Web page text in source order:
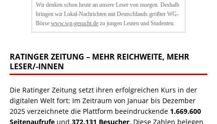
Wir denken schon heute an unsere Leser von morgen. Deshalb
bringen wir Lokal-Nachrichten mit Deutschlands größter WG-
Börse www.wg-gesucht.de zu jungen Leuten und Studenten.
RATINGER ZEITUNG – MEHR REICHWEITE, MEHR
LESER/-INNEN
Die Ratinger Zeitung setzt ihren erfolgreichen Kurs in der
digitalen Welt fort: Im Zeitraum von Januar bis Dezember
2025 verzeichnete die Plattform beeindruckende 1.669.600
Seitenaufrufe und 372.131 Besucher. Diese Zahlen belegen